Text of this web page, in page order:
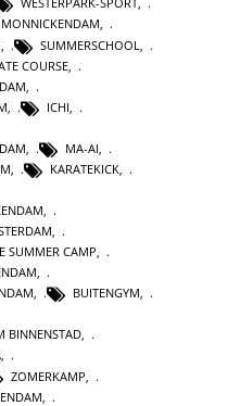
MONNICKENDAM,
SUMMERSCHOOL
COURSE
ICHI
MA-AI
KARATEKICK
,
,
SUMMER CAMP,
,
, BUITENGYM,
BINNENSTAD,
,
ZOMERKAMP